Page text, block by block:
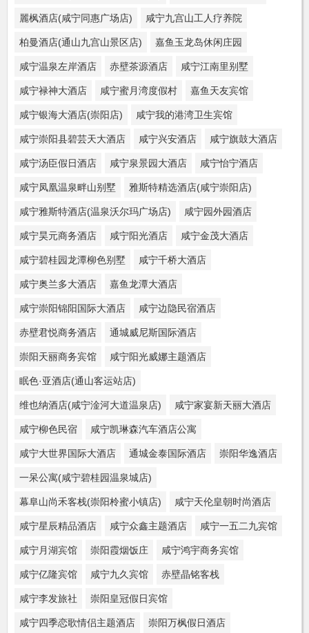
麗枫酒店(咸宁同惠广场店) 咸宁九宫山工人疗养院
柏曼酒店(通山九宫山景区店) 嘉鱼玉龙岛休闲庄园
咸宁温泉左岸酒店 赤壁茶源酒店 咸宁江南里别墅
咸宁禄神大酒店 咸宁蜜月湾度假村 嘉鱼天友宾馆
咸宁银海大酒店(崇阳店) 咸宁我的港湾卫生宾馆
咸宁崇阳县碧芸天大酒店 咸宁兴安酒店 咸宁旗鼓大酒店
咸宁汤臣假日酒店 咸宁泉景园大酒店 咸宁怡宁酒店
咸宁凤凰温泉畔山别墅 雅斯特精选酒店(咸宁崇阳店)
咸宁雅斯特酒店(温泉沃尔玛广场店) 咸宁园外园酒店
咸宁昊元商务酒店 咸宁阳光酒店 咸宁金茂大酒店
咸宁碧桂园龙潭柳色别墅 咸宁千桥大酒店
咸宁奥兰多大酒店 嘉鱼龙潭大酒店
咸宁崇阳锦阳国际大酒店 咸宁边隐民宿酒店
赤壁君悦商务酒店 通城威尼斯国际酒店
崇阳天丽商务宾馆 咸宁阳光威娜主题酒店
眠色·亚酒店(通山客运站店)
维也纳酒店(咸宁淦河大道温泉店) 咸宁家宴新天丽大酒店
咸宁柳色民宿 咸宁凯琳森汽车酒店公寓
咸宁大世界国际大酒店 通城金泰国际酒店 崇阳华逸酒店
一呆公寓(咸宁碧桂园温泉城店)
幕阜山尚禾客栈(崇阳柃蜜小镇店) 咸宁天伦皇朝时尚酒店
咸宁星辰精品酒店 咸宁众鑫主题酒店 咸宁一五二九宾馆
咸宁月湖宾馆 崇阳霞烟饭庄 咸宁鸿宇商务宾馆
咸宁亿隆宾馆 咸宁九久宾馆 赤壁晶铭客栈
咸宁李发旅社 崇阳皇冠假日宾馆
咸宁四季恋歌情侣主题酒店 崇阳万枫假日酒店